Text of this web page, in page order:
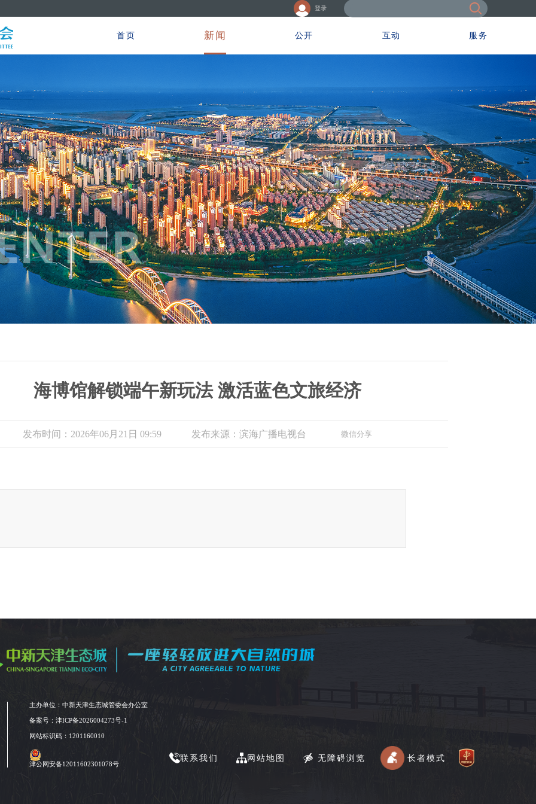
登录
首页 新闻 公开 互动 服务
海博馆解锁端午新玩法 激活蓝色文旅经济
发布时间：2026年06月21日 09:59 发布来源：滨海广播电视台 微信分享
主办单位：中新天津生态城管委会办公室
备案号：津ICP备2026004273号-1
网站标识码：1201160010
津公网安备12011602301078号
联系我们 网站地图 无障碍浏览 长者模式